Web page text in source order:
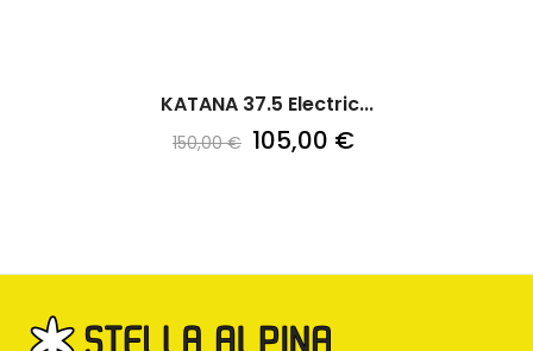
KATANA 37.5 Electric...
150,00 € 105,00 €